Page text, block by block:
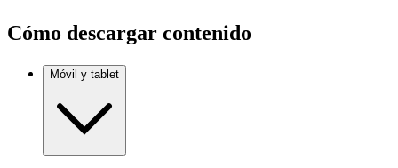
Cómo descargar contenido
Móvil y tablet